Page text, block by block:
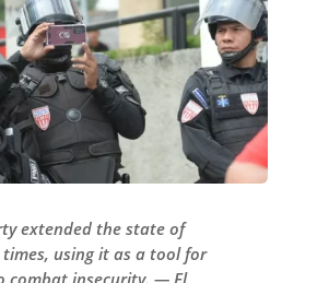
extended the state of
times, using it as a tool for
combat insecurity. — El